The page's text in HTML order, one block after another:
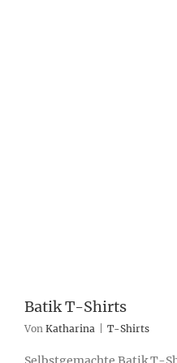
Batik T-Shirts
Von Katharina T-Shirts